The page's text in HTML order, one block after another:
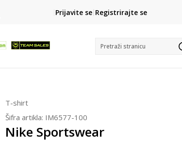
CLICK& COLLECT
besplatno preuzimanje u trgovini
Prijavite se Registrirajte se
Pretraži stranicu
T-shirt
Šifra artikla: IM6577-100
Nike Sportswear